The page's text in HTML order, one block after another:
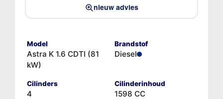
nieuw advies
Model
Astra K 1.6 CDTI (81
kW)
Brandstof
Diesel
Cilinders
4
Cilinderinhoud
1598 CC